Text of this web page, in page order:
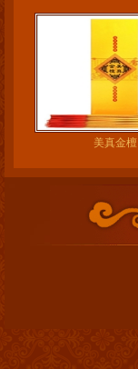
美真金檀